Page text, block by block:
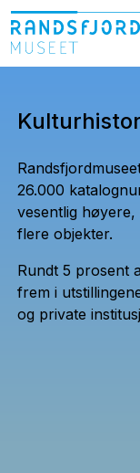
26.000
vesentlig
flere objekter.
Rundt 5 prosent
frem i
og private